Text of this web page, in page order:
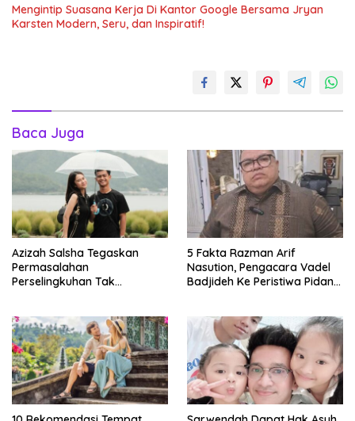
Mengintip Suasana Kerja Di Kantor Google Bersama Jryan
Karsten Modern, Seru, dan Inspiratif!
Baca Juga
Azizah Salsha Tegaskan
Permasalahan
Perselingkuhan Tak
5 Fakta Razman Arif
Nasution, Pengacara Vadel
Badjideh Ke Peristiwa Pidana